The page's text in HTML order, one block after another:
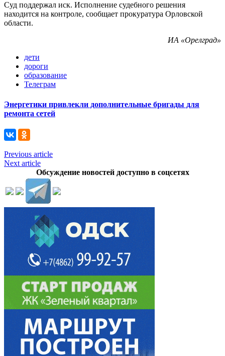
Суд поддержал иск. Исполнение судебного решения
находится на контроле, сообщает прокуратура Орловской
области.
ИА «Орелград»
дети
дороги
образование
Телеграм
Энергетики привлекли дополнительные бригады для
ремонта сетей
Previous article
Next article
Обсуждение новостей доступно в соцсетях